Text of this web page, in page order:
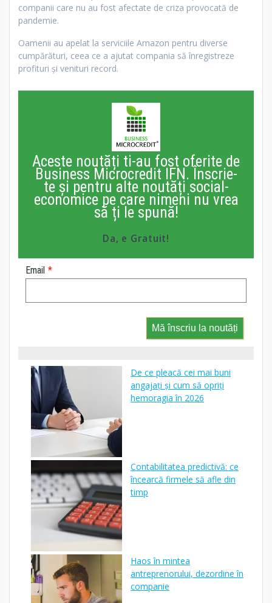
companii care nu au fost afectate de criza provocată de
pandemie.
Oamenii au apelat la serviciile Amazon pentru diverse
cumpărături, ceea ce a ajutat compania să înregistreze
profituri şi venituri record.
Aceste noutăți ti-au fost oferite de
Business Microcredit IFN. Înscrie-
te și pentru alte noutăți social-
economice pe care nimeni nu vrea
să ți le spună!
Da, e Gratuit!
Email *
Mă înscriu la noutăți
De ce pleacă cei mai buni
angajați și cum să opriți
hemoragia în 2026
Contabilitatea predictivă: ce
încearcă firmele să afle din
timp
Haos în mintea
antreprenorului, dezordine în
companie